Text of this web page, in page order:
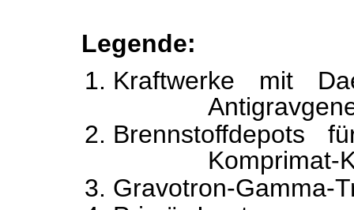
Legende:
Kraftwerke mit
Brennstoffdepots
Komprimat-
Gravotron-Gamma-